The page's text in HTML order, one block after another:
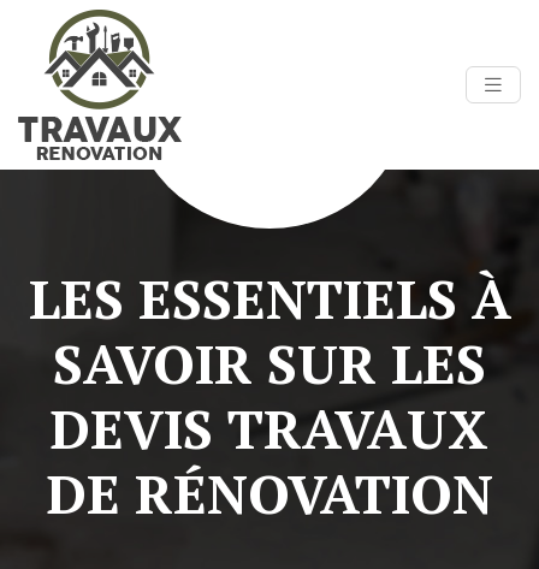
LES ESSENTIELS À
SAVOIR SUR LES
DEVIS TRAVAUX
DE RÉNOVATION